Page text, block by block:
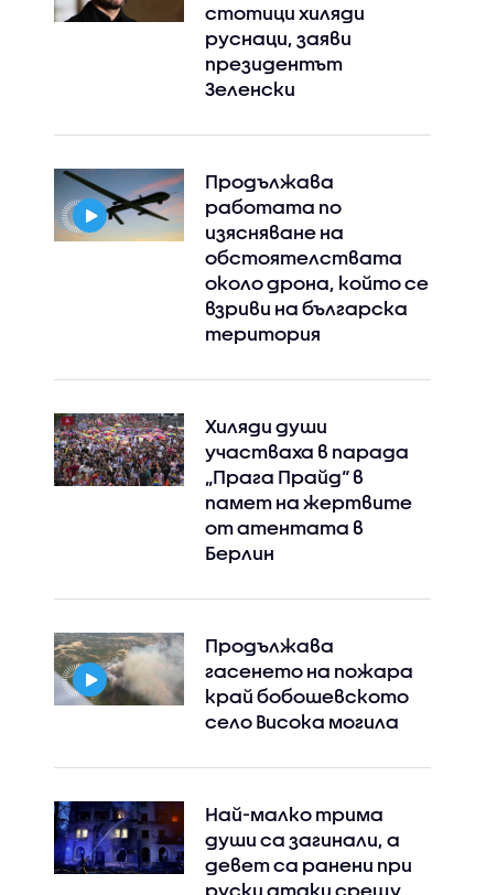
стотици хиляди
руснаци, заяви
президентът
Зеленски
Продължава
работата по
изясняване на
обстоятелствата
около дрона, който се
взриви на българска
територия
Хиляди души
участваха в парада
„Прага Прайд“ в
памет на жертвите
от атентата в
Берлин
Продължава
гасенето на пожара
край бобошевското
село Висока могила
Най-малко трима
души са загинали, а
девет са ранени при
руски атаки срещу